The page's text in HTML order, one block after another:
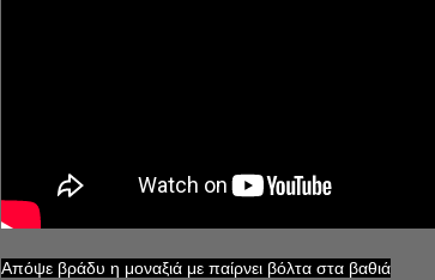
Απόψε βράδυ η μοναξιά με παίρνει βόλτα στα βαθιά